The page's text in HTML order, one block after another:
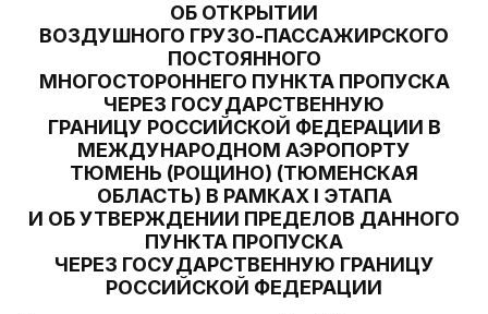
ОБ ОТКРЫТИИ
ВОЗДУШНОГО ГРУЗО-ПАССАЖИРСКОГО
ПОСТОЯННОГО
МНОГОСТОРОННЕГО ПУНКТА ПРОПУСКА
ЧЕРЕЗ ГОСУДАРСТВЕННУЮ
ГРАНИЦУ РОССИЙСКОЙ ФЕДЕРАЦИИ В
МЕЖДУНАРОДНОМ АЭРОПОРТУ
ТЮМЕНЬ (РОЩИНО) (ТЮМЕНСКАЯ
ОБЛАСТЬ) В РАМКАХ I ЭТАПА
И ОБ УТВЕРЖДЕНИИ ПРЕДЕЛОВ ДАННОГО
ПУНКТА ПРОПУСКА
ЧЕРЕЗ ГОСУДАРСТВЕННУЮ ГРАНИЦУ
РОССИЙСКОЙ ФЕДЕРАЦИИ